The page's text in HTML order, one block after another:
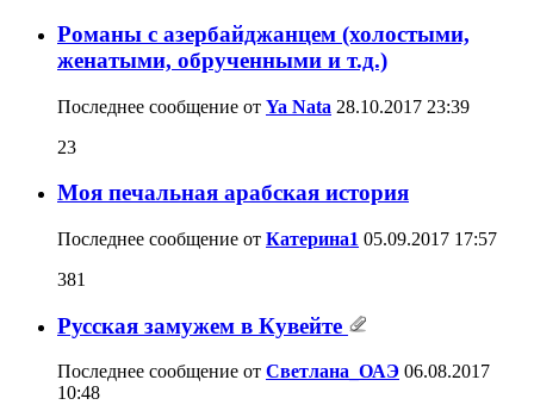
Романы с азербайджанцем (холостыми,
женатыми, обрученными и т.д.)
Последнее сообщение от Ya Nata 28.10.2017 23:39
23
Моя печальная арабская история
Последнее сообщение от Катерина1 05.09.2017 17:57
381
Русская замужем в Кувейте
Последнее сообщение от Светлана_ОАЭ 06.08.2017
10:48